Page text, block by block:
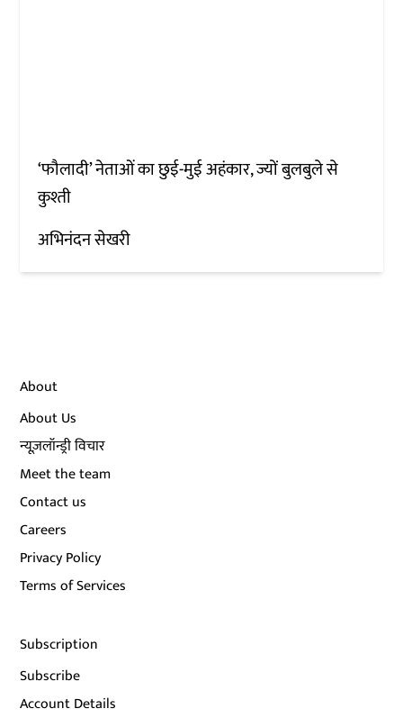
‘फौलादी’ नेताओं का छुई-मुई अहंकार, ज्यों बुलबुले से
कुश्ती
अभिनंदन सेखरी
About
About Us
न्यूज़लॉन्ड्री विचार
Meet the team
Contact us
Careers
Privacy Policy
Terms of Services
Subscription
Subscribe
Account Details